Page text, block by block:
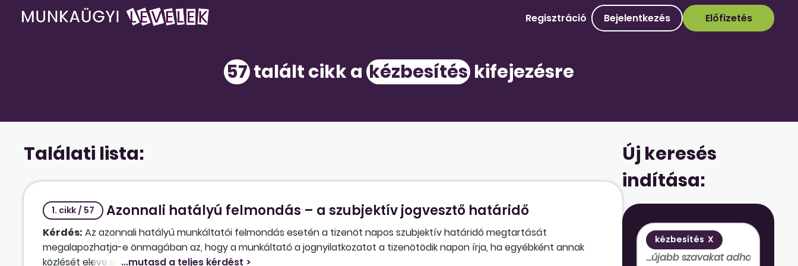
Regisztráció Bejelentkezés Előfizetés
57 talált cikk a kézbesítés kifejezésre
Találati lista:
1. cikk / 57 Azonnali hatályú felmondás – a szubjektív jogvesztő határidő
Kérdés: Az azonnali hatályú munkáltatói felmondás esetén a tizenöt napos szubjektív határidő megtartását
megalapozhatja-e önmagában az, hogy a munkáltató a jognyilatkozatot a tizenötödik napon írja, ha egyébként annak
közlését eleve a tizenhatodik napra időzíti (a munkavállalót erre a napra hívja be személyes átadás céljából), a közlés is
Új keresés
indítása:
kézbesítésX